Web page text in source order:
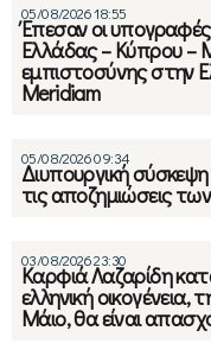
05/08/2026 18:55
Έπεσαν οι υπογραφές
Ελλάδας – Κύπρου –
εμπιστοσύνης στην
Meridiam
05/08/2026 09:34
Διυπουργική
τις αποζημιώσεις
03/08/2026 23:30
Καρφιά Λαζαρίδη
ελληνική
Μάιο, θα είναι